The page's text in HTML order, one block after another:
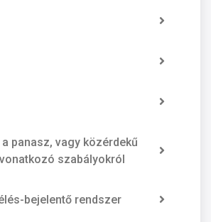
panasz, vagy közérdekű
szabályokról
bejelentő rendszer